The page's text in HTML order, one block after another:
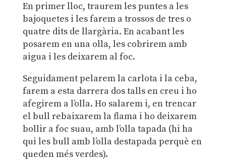
En primer lloc, traurem les puntes a les
bajoquetes i les farem a trossos de tres o
quatre dits de llargària. En acabant les
posarem en una olla, les cobrirem amb
aigua i les deixarem al foc.
Seguidament pelarem la carlota i la ceba,
farem a esta darrera dos talls en creu i ho
afegirem a l’olla. Ho salarem i, en trencar
el bull rebaixarem la flama i ho deixarem
bollir a foc suau, amb l’olla tapada (hi ha
qui les bull amb l’olla destapada perquè en
queden més verdes).